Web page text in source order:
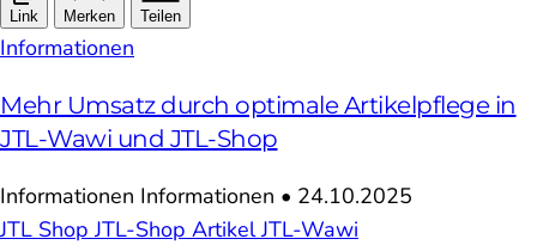
Link Merken Teilen
Informationen
Mehr Umsatz durch optimale Artikelpflege in
JTL-Wawi und JTL-Shop
Informationen Informationen • 24.10.2025
JTL ShopJTL-Shop ArtikelJTL-Wawi